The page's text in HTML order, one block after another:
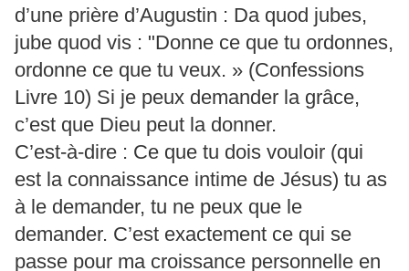
d’une prière d’Augustin : Da quod jubes,
jube quod vis : "Donne ce que tu ordonnes,
ordonne ce que tu veux. » (Confessions
Livre 10) Si je peux demander la grâce,
c’est que Dieu peut la donner.
C’est-à-dire : Ce que tu dois vouloir (qui
est la connaissance intime de Jésus) tu as
à le demander, tu ne peux que le
demander. C’est exactement ce qui se
passe pour ma croissance personnelle en